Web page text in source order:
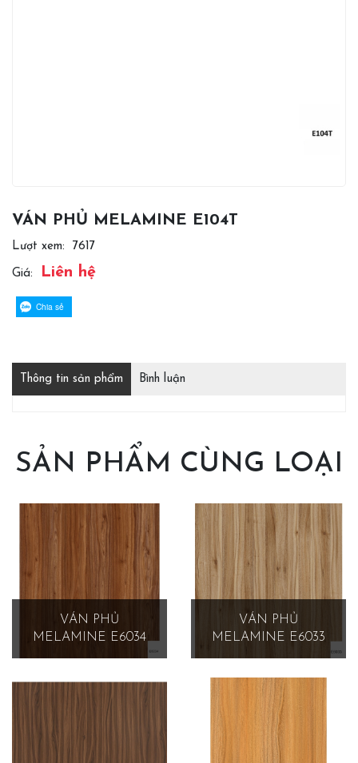
VÁN PHỦ MELAMINE E104T
Lượt xem: 7617
Giá: Liên hệ
Chia sẻ
Thông tin sản phẩm Bình luận
SẢN PHẨM CÙNG LOẠI
VÁN PHỦ
MELAMINE E6034
VÁN PHỦ
MELAMINE E6033